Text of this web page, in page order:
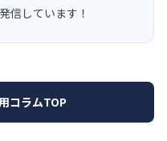
信しています！
コラムTOP